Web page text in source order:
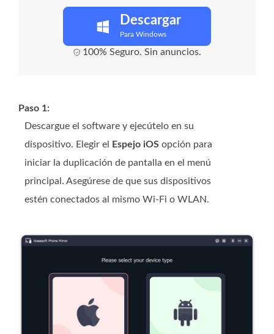
Descargar
Para Windows
100% Seguro. Sin anuncios.
Paso 1:
Descargue el software y ejecútelo en su
dispositivo. Elegir el
Espejo iOS opción para
iniciar la duplicación de pantalla en el menú
principal. Asegúrese de que sus dispositivos
estén conectados al mismo Wi-Fi o WLAN.